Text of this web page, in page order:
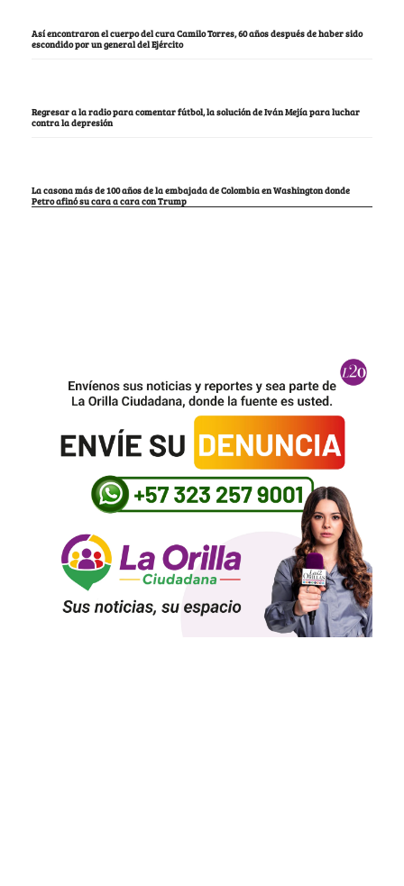
Así encontraron el cuerpo del cura Camilo Torres, 60 años después de haber sido
escondido por un general del Ejército
Regresar a la radio para comentar fútbol, la solución de Iván Mejía para luchar
contra la depresión
La casona más de 100 años de la embajada de Colombia en Washington donde
Petro afinó su cara a cara con Trump